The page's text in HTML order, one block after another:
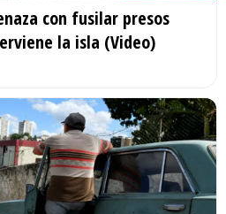
con fusilar presos
la isla (Video)